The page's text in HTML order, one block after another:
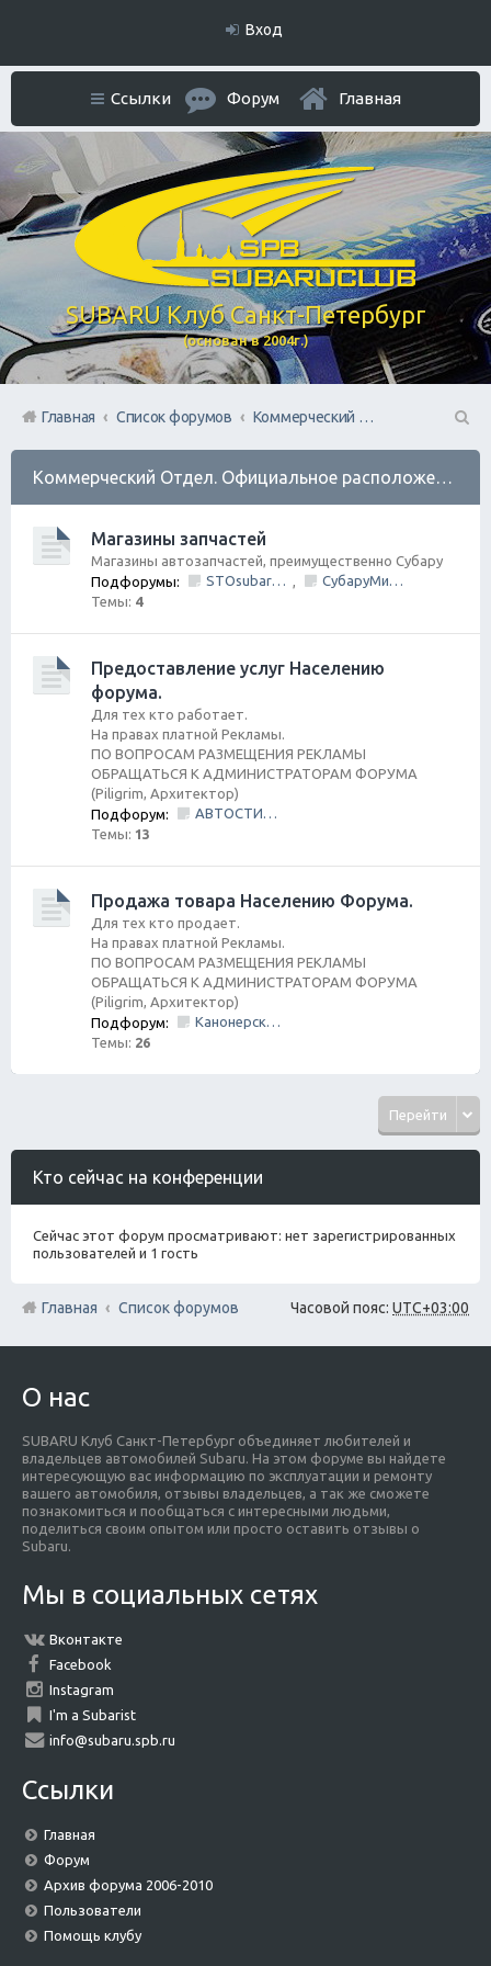
Вход
SUBARU Клуб Санкт-Петербург
(основан в 2004г.)
Ссылки Форум Главная
Главная Список форумов
Коммерческий Отдел. Официальное расположение платной РЕКЛАМЫ.
П
Коммерческий Отдел. Официальное расположение платной РЕКЛАМЫ.
Магазины запчастей
Магазины автозапчастей, преимущественно Субару
Подфорумы:
STOsubaru.COM Интернет-магазин (на Севере Города) ,
СубаруМир - в наличии запчасти для Субару. Оригинал / Неоригинал (на Юге Города)
Темы: 4
Предоставление услуг Населению
форума.
Для тех кто работает.
На правах платной Рекламы.
ПО ВОПРОСАМ РАЗМЕЩЕНИЯ РЕКЛАМЫ
ОБРАЩАТЬСЯ К АДМИНИСТРАТОРАМ ФОРУМА
(Piligrim, Архитектор)
Подфорум:
АВТОСТИЛЬ by SANDRA
Темы: 13
Продажа товара Населению Форума.
Для тех кто продает.
На правах платной Рекламы.
ПО ВОПРОСАМ РАЗМЕЩЕНИЯ РЕКЛАМЫ
ОБРАЩАТЬСЯ К АДМИНИСТРАТОРАМ ФОРУМА
(Piligrim, Архитектор)
Подфорум:
Канонерский КАСПЕР
Темы: 26
Перейти
Кто сейчас на конференции
Сейчас этот форум просматривают: нет зарегистрированных
пользователей и 1 гость
Часовой пояс: UTC+03:00
Главная Список форумов
О нас
SUBARU Клуб Санкт-Петербург объединяет любителей и
владельцев автомобилей Subaru. На этом форуме вы найдете
интересующую вас информацию по эксплуатации и ремонту
вашего автомобиля, отзывы владельцев, а так же сможете
познакомиться и пообщаться с интересными людьми,
поделиться своим опытом или просто оставить отзывы о
Subaru.
Мы в социальных сетях
Вконтакте
Facebook
Instagram
I'm a Subarist
info@subaru.spb.ru
Ссылки
Главная
Форум
Архив форума 2006-2010
Пользователи
Помощь клубу